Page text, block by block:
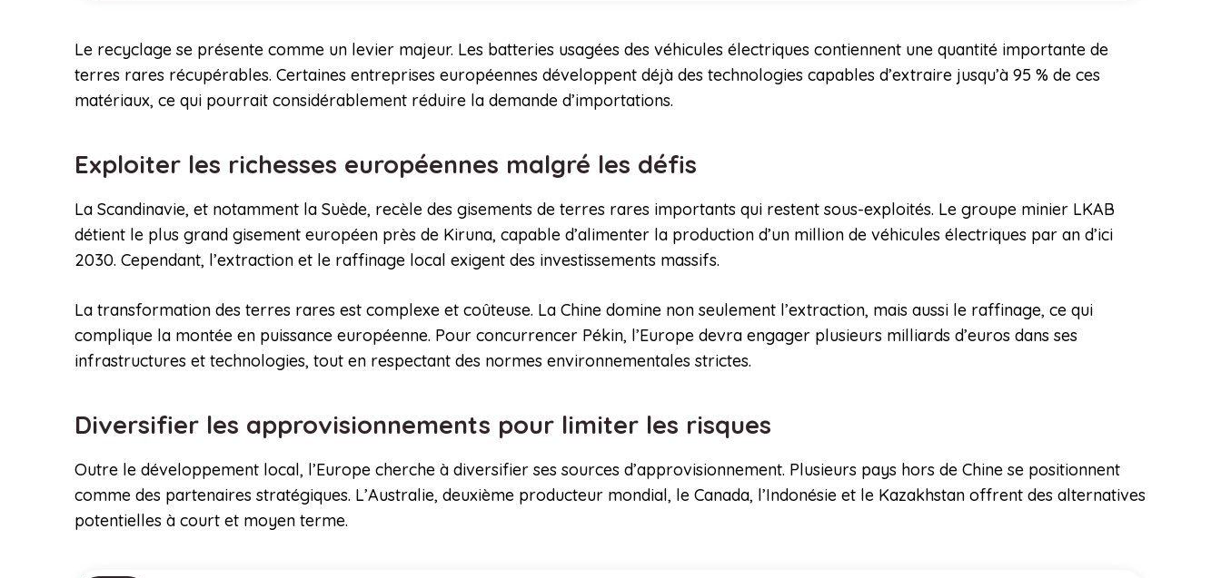
Le recyclage se présente comme un levier majeur. Les batteries usagées des véhicules électriques contiennent une quantité importante de
terres rares récupérables. Certaines entreprises européennes développent déjà des technologies capables d’extraire jusqu’à 95 % de ces
matériaux, ce qui pourrait considérablement réduire la demande d’importations.
Exploiter les richesses européennes malgré les défis
La Scandinavie, et notamment la Suède, recèle des gisements de terres rares importants qui restent sous-exploités. Le groupe minier LKAB
détient le plus grand gisement européen près de Kiruna, capable d’alimenter la production d’un million de véhicules électriques par an d’ici
2030. Cependant, l’extraction et le raffinage local exigent des investissements massifs.
La transformation des terres rares est complexe et coûteuse. La Chine domine non seulement l’extraction, mais aussi le raffinage, ce qui
complique la montée en puissance européenne. Pour concurrencer Pékin, l’Europe devra engager plusieurs milliards d’euros dans ses
infrastructures et technologies, tout en respectant des normes environnementales strictes.
Diversifier les approvisionnements pour limiter les risques
Outre le développement local, l’Europe cherche à diversifier ses sources d’approvisionnement. Plusieurs pays hors de Chine se positionnent
comme des partenaires stratégiques. L’Australie, deuxième producteur mondial, le Canada, l’Indonésie et le Kazakhstan offrent des alternatives
potentielles à court et moyen terme.